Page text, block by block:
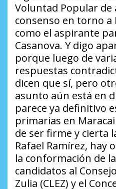
Voluntad Popular de
consenso en torno a
como el aspirante
Casanova. Y digo
porque luego de
respuestas
dicen que sí, pero
asunto aún está en
parece ya definitivo
primarias en
de ser firme y cierta
Rafael Ramírez, hay
la conformación de
candidatos al
Zulia (CLEZ) y el